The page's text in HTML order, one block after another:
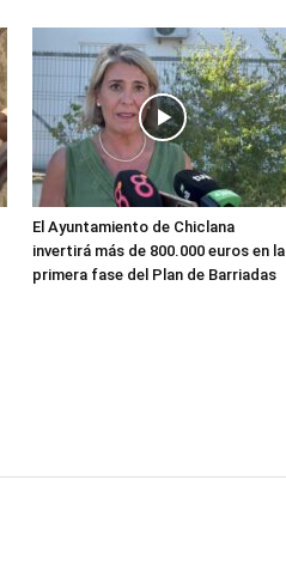
El Ayuntamiento de Chiclana
invertirá más de 800.000 euros en la
primera fase del Plan de Barriadas